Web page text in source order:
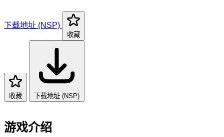
下载地址 (NSP)
收藏
收藏 下载地址 (NSP)
游戏介绍